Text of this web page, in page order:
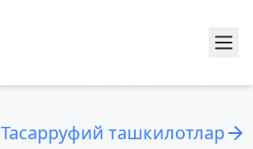
Тасарруфий ташкилотлар